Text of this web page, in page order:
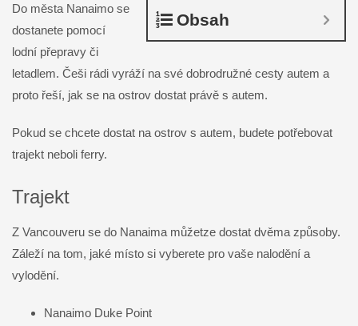
Obsah
Do města Nanaimo se
dostanete pomocí
lodní přepravy či
letadlem. Češi rádi vyráží na své dobrodružné cesty autem a
proto řeší, jak se na ostrov dostat právě s autem.
Pokud se chcete dostat na ostrov s autem, budete potřebovat
trajekt neboli ferry.
Trajekt
Z Vancouveru se do Nanaima můžetze dostat dvěma způsoby.
Záleží na tom, jaké místo si vyberete pro vaše nalodění a
vylodění.
Nanaimo Duke Point